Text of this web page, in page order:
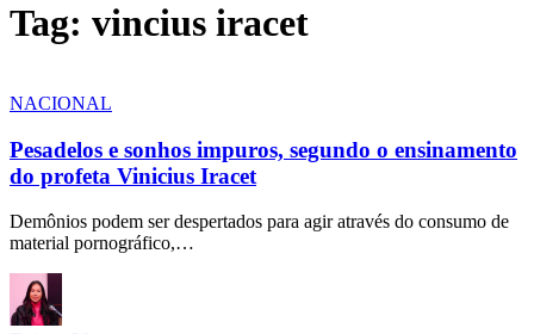
Tag: vincius iracet
NACIONAL
Pesadelos e sonhos impuros, segundo o ensinamento
do profeta Vinicius Iracet
Demônios podem ser despertados para agir através do consumo de
material pornográfico,…